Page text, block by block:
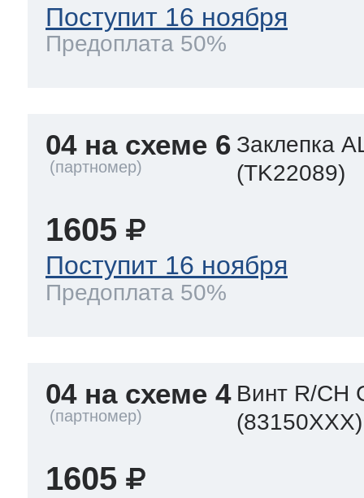
Поступит 16 ноября
Предоплата 50%
04 на схеме 6 Заклепка
(TK22089)
1605
Поступит 16 ноября
Предоплата 50%
04 на схеме 4 Винт R/CH
(83150XXX)
1605